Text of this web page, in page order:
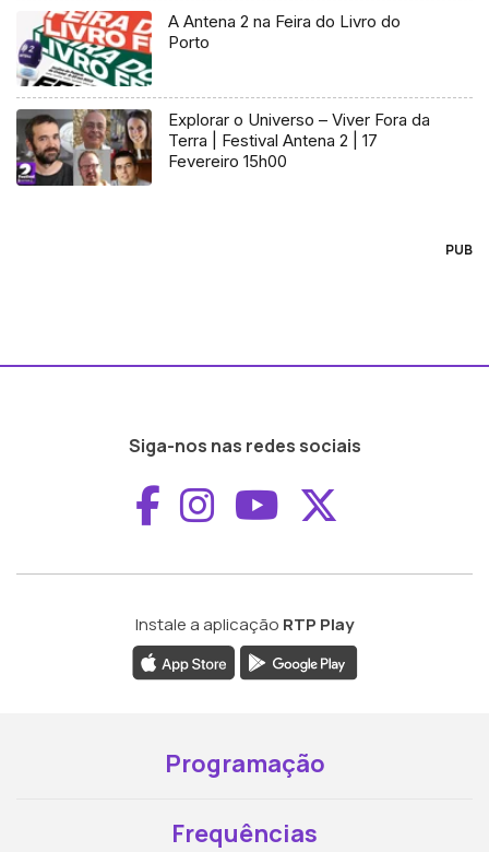
A Antena 2 na Feira do Livro do
Porto
Explorar o Universo – Viver Fora da
Terra | Festival Antena 2 | 17
Fevereiro 15h00
PUB
Siga-nos nas redes sociais
Aceder ao
Aceder ao
Aceder ao
Instale a aplicação RTP Play
Programação
Frequências